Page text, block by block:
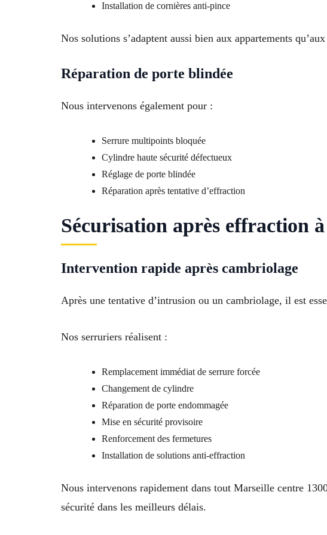
Installation de cornières anti-pince
Nos solutions s’adaptent aussi bien aux appartements
Réparation de porte blindée
Nous intervenons également pour :
Serrure multipoints bloquée
Cylindre haute sécurité défectueux
Réglage de porte blindée
Réparation après tentative d’effraction
Sécurisation après effraction
Intervention rapide après cambriolage
Après une tentative d’intrusion ou un cambriolage, il est
Nos serruriers réalisent :
Remplacement immédiat de serrure forcée
Changement de cylindre
Réparation de porte endommagée
Mise en sécurité provisoire
Renforcement des fermetures
Installation de solutions anti-effraction
Nous intervenons rapidement dans tout Marseille centre
sécurité dans les meilleurs délais.